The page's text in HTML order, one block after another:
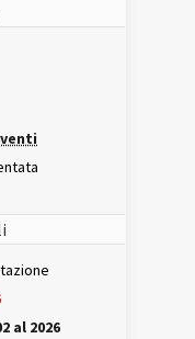
al 2026